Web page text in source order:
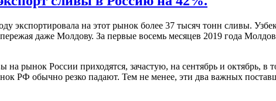
экспортировала на этот рынок более 37 тысяч тонн сливы.
даже Молдову. За первые восемь месяцев 2019 года
рынок России приходятся, зачастую, на сентябрь и октябрь, в
РФ обычно резко падают. Тем не менее, эти два важных